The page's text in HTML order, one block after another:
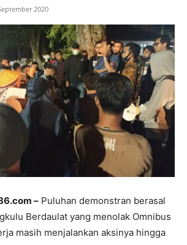
2020
– Puluhan demonstran berasal
Berdaulat yang menolak Omnibus
masih menjalankan aksinya hingga